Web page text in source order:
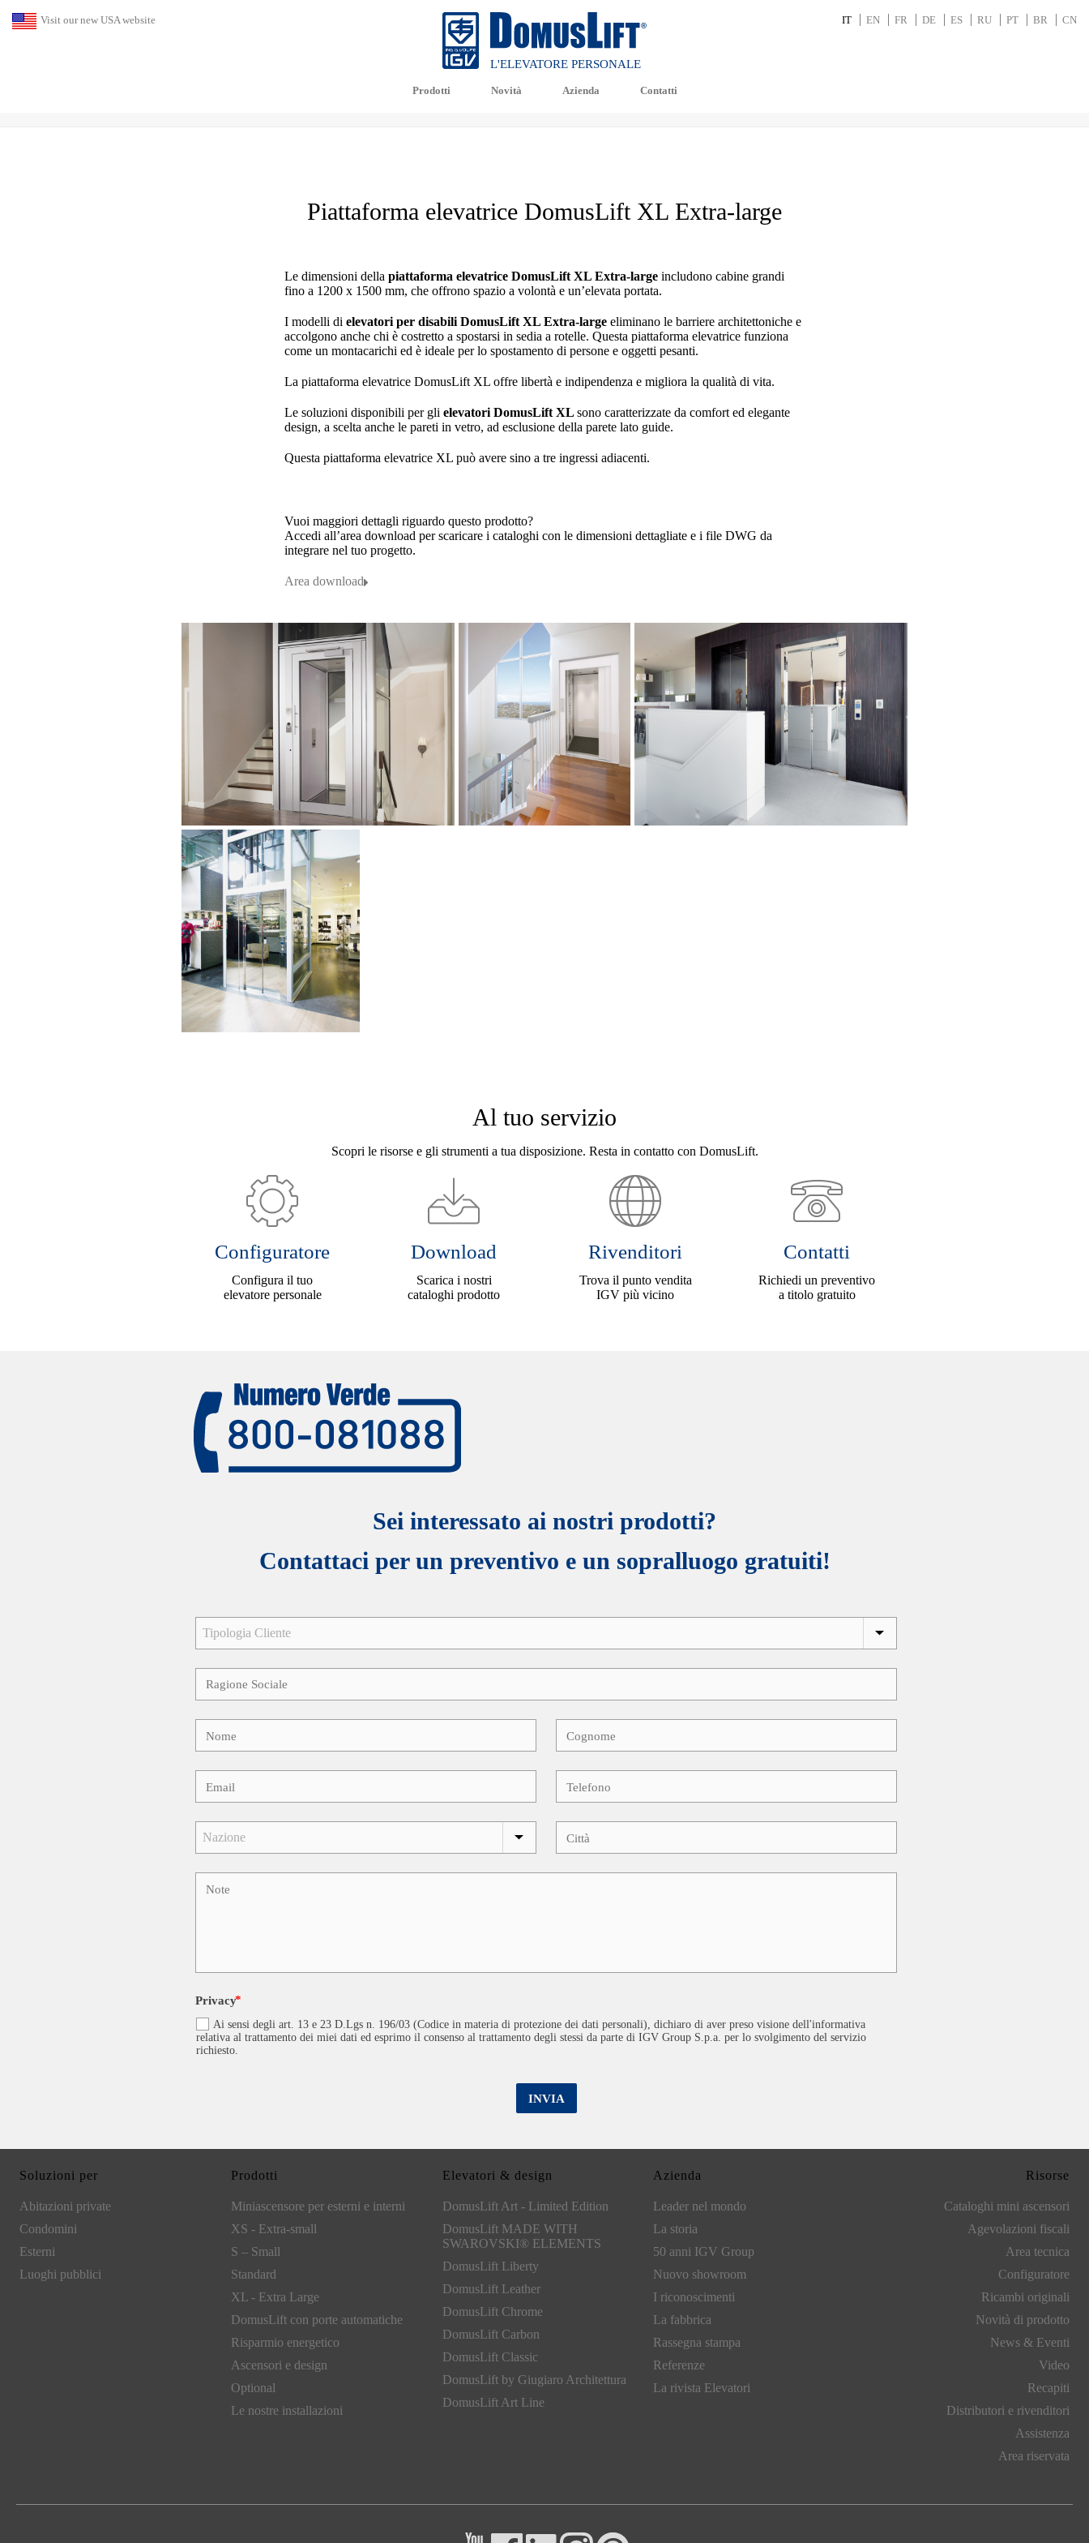
Visit our new USA website IT EN FR DE ES RU PT BR CN
L'ELEVATORE PERSONALE
Prodotti Novità Azienda Contatti
Piattaforma elevatrice DomusLift XL Extra-large
Le dimensioni della piattaforma elevatrice DomusLift XL Extra-large includono cabine grandi
fino a 1200 x 1500 mm, che offrono spazio a volontà e un’elevata portata.
I modelli di elevatori per disabili DomusLift XL Extra-large eliminano le barriere architettoniche e
accolgono anche chi è costretto a spostarsi in sedia a rotelle. Questa piattaforma elevatrice funziona
come un montacarichi ed è ideale per lo spostamento di persone e oggetti pesanti.
La piattaforma elevatrice DomusLift XL offre libertà e indipendenza e migliora la qualità di vita.
Le soluzioni disponibili per gli elevatori DomusLift XL sono caratterizzate da comfort ed elegante
design, a scelta anche le pareti in vetro, ad esclusione della parete lato guide.
Questa piattaforma elevatrice XL può avere sino a tre ingressi adiacenti.
Vuoi maggiori dettagli riguardo questo prodotto?
Accedi all’area download per scaricare i cataloghi con le dimensioni dettagliate e i file DWG da
integrare nel tuo progetto.
Area download
Al tuo servizio
Scopri le risorse e gli strumenti a tua disposizione. Resta in contatto con DomusLift.
Configuratore
Configura il tuo
elevatore personale
Download
Scarica i nostri
cataloghi prodotto
Rivenditori
Trova il punto vendita
IGV più vicino
Contatti
Richiedi un preventivo
a titolo gratuito
Sei interessato ai nostri prodotti?
Contattaci per un preventivo e un sopralluogo gratuiti!
Privacy
Ai sensi degli art. 13 e 23 D.Lgs n. 196/03 (Codice in materia di protezione dei dati personali), dichiaro di aver preso visione dell'informativa
relativa al trattamento dei miei dati ed esprimo il consenso al trattamento degli stessi da parte di IGV Group S.p.a. per lo svolgimento del servizio
richiesto.
INVIA
Soluzioni per
Abitazioni private
Condomini
Esterni
Luoghi pubblici
Prodotti
Miniascensore per esterni e interni
XS - Extra-small
S – Small
Standard
XL - Extra Large
DomusLift con porte automatiche
Risparmio energetico
Ascensori e design
Optional
Le nostre installazioni
Elevatori & design
DomusLift Art - Limited Edition
DomusLift MADE WITH
SWAROVSKI® ELEMENTS
DomusLift Liberty
DomusLift Leather
DomusLift Chrome
DomusLift Carbon
DomusLift Classic
DomusLift by Giugiaro Architettura
DomusLift Art Line
Azienda
Leader nel mondo
La storia
50 anni IGV Group
Nuovo showroom
I riconoscimenti
La fabbrica
Rassegna stampa
Referenze
La rivista Elevatori
Risorse
Cataloghi mini ascensori
Agevolazioni fiscali
Area tecnica
Configuratore
Ricambi originali
Novità di prodotto
News & Eventi
Video
Recapiti
Distributori e rivenditori
Assistenza
Area riservata